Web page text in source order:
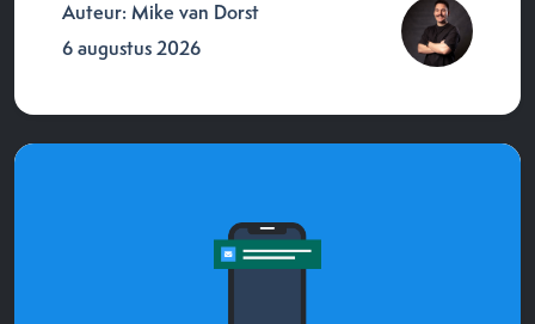
Auteur: Mike van Dorst
6 augustus 2026